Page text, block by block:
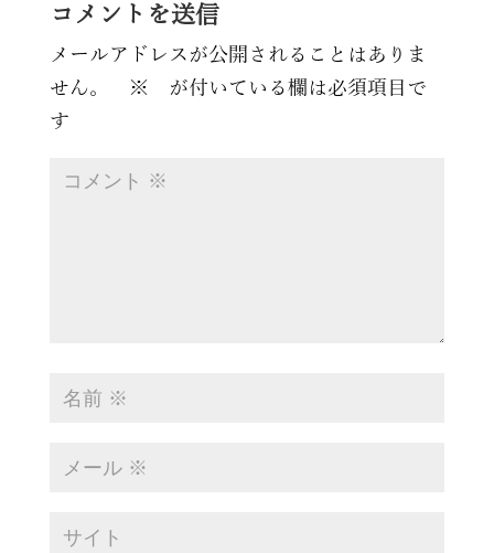
コメントを送信
メールアドレスが公開されることはありま
せん。
※ が付いている欄は必須項目で
す